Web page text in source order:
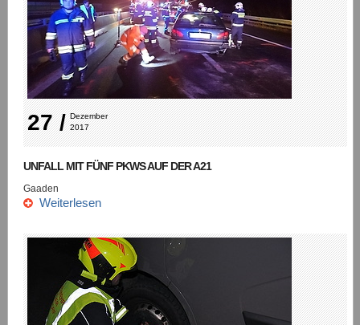
27 / Dezember
2017
UNFALL MIT FÜNF PKWS AUF DER A21
Gaaden
Weiterlesen